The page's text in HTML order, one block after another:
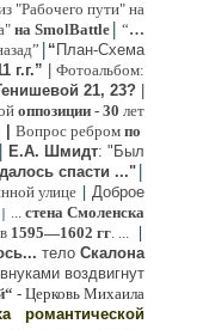
"Рабочего пути" на
на SmolBattle | “…
| “ План-Схема
г.г.”
Фотоальбом:
21, 23?
оппозиции - 30 лет
Вопрос ребром по
| Е.А. Шмидт: "Был
спасти ..."|
улице | Доброе
| ... стена Смоленска
1595—1602 гг. ... |
тело Скалона
внуками воздвигнут
- Церковь Михаила
романтической